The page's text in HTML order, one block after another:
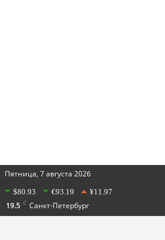
Пятница, 7 августа 2026
$80.93 €93.19 ¥11.97
19.5 C Санкт-Петербург